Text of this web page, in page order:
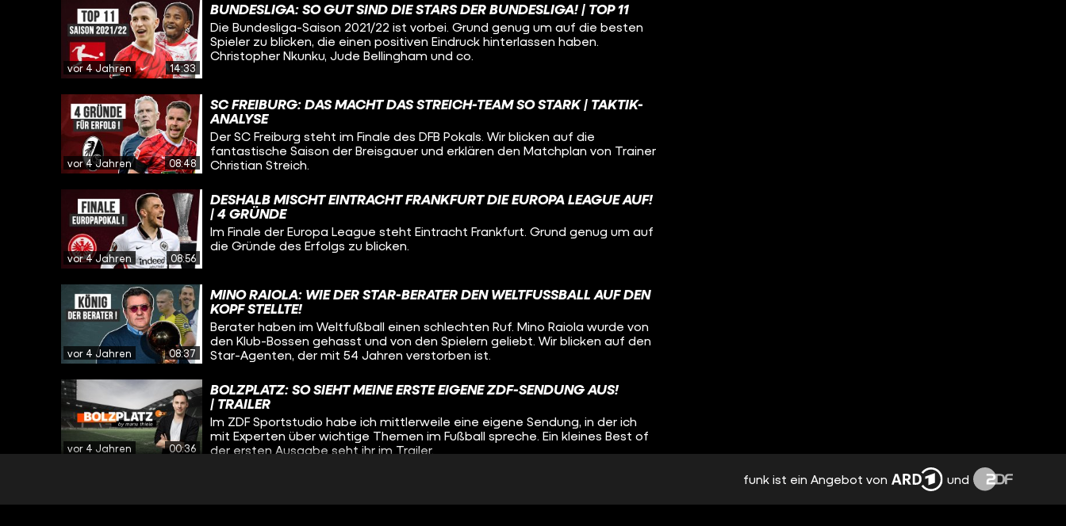
vor 4 Jahren 14:33
BUNDESLIGA: SO GUT SIND DIE STARS DER BUNDESLIGA! | TOP 11
Die Bundesliga-Saison 2021/22 ist vorbei. Grund genug um auf die besten
Spieler zu blicken, die einen positiven Eindruck hinterlassen haben.
Christopher Nkunku, Jude Bellingham und co.
vor 4 Jahren 08:48
SC FREIBURG: DAS MACHT DAS STREICH-TEAM SO STARK | TAKTIK-
ANALYSE
Der SC Freiburg steht im Finale des DFB Pokals. Wir blicken auf die
fantastische Saison der Breisgauer und erklären den Matchplan von Trainer
Christian Streich.
vor 4 Jahren 08:56
DESHALB MISCHT EINTRACHT FRANKFURT DIE EUROPA LEAGUE AUF!
| 4 GRÜNDE
Im Finale der Europa League steht Eintracht Frankfurt. Grund genug um auf
die Gründe des Erfolgs zu blicken.
vor 4 Jahren 08:37
MINO RAIOLA: WIE DER STAR-BERATER DEN WELTFUSSBALL AUF DEN K
OPF STELLTE!
Berater haben im Weltfußball einen schlechten Ruf. Mino Raiola wurde von
den Klub-Bossen gehasst und von den Spielern geliebt. Wir blicken auf den
Star-Agenten, der mit 54 Jahren verstorben ist.
vor 4 Jahren 00:36
BOLZPLATZ: SO SIEHT MEINE ERSTE EIGENE ZDF-SENDUNG AUS!
| TRAILER
Im ZDF Sportstudio habe ich mittlerweile eine eigene Sendung, in der ich
mit Experten über wichtige Themen im Fußball spreche. Ein kleines Best of
der ersten Ausgabe seht ihr im Trailer.
funk ist ein Angebot von und